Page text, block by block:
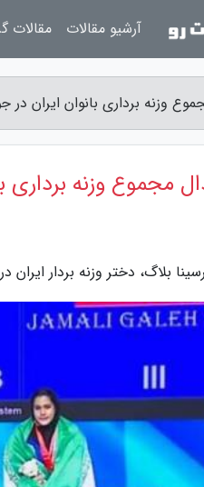
برداری بانوان ایران در جوانان جهان،
مجموع وزنه برداری
بلاگ، دختر وزنه بردار
آرشیو مقالات مقالات